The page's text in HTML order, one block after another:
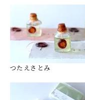
つたえさとみ